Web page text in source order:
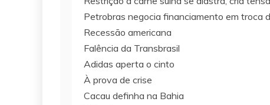
Petrobras negocia financiamento em troca
Recessão americana
Falência da Transbrasil
Adidas aperta o cinto
À prova de crise
Cacau definha na Bahia